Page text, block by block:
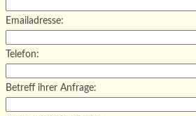
Emailadresse:
Telefon:
Betreff ihrer Anfrage: